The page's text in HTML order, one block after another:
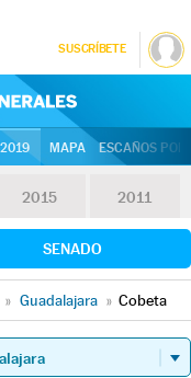
SUSCRÍBETE
2019 MAPA ESCAÑOS
2015 2011
SENADO
» Guadalajara » Cobeta